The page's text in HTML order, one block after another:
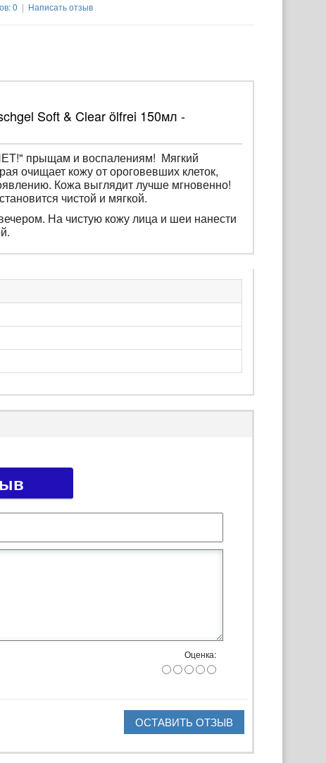
0 | Написать отзыв
Soft & Clear ölfrei 150мл -
прыщам и воспалениям! Мягкий
очищает кожу от ороговевших клеток,
Кожа выглядит лучше мгновенно!
чистой и мягкой.
На чистую кожу лица и шеи нанести
Оценка:
ОСТАВИТЬ ОТЗЫВ